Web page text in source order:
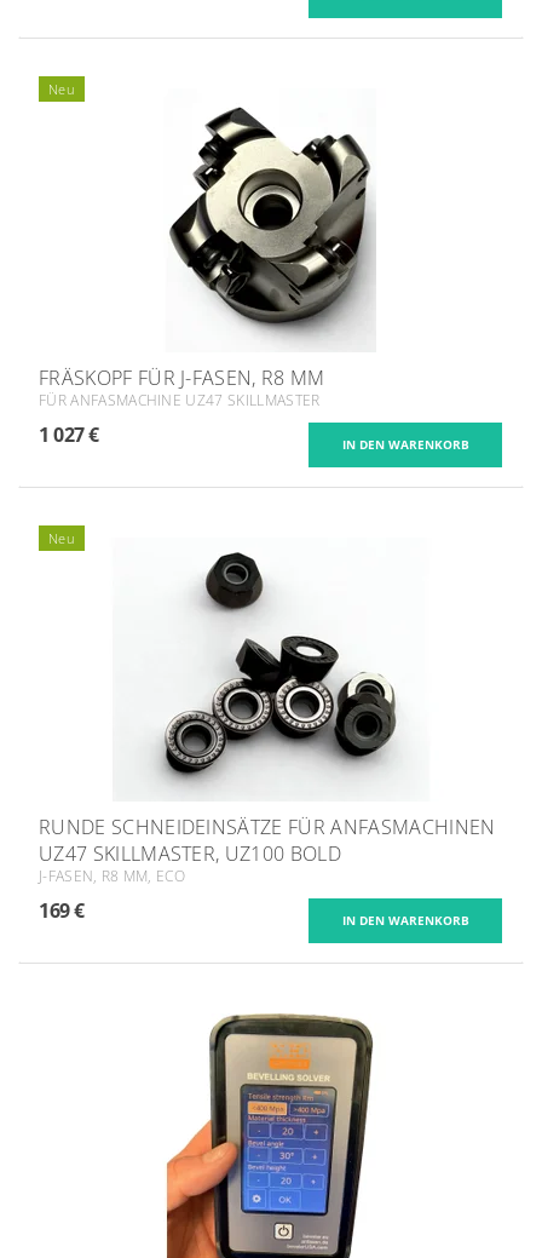
Neu
FRÄSKOPF FÜR J-FASEN, R8 MM
FÜR ANFASMACHINE UZ47 SKILLMASTER
1 027 €
Neu
RUNDE SCHNEIDEINSÄTZE FÜR ANFASMACHINEN
UZ47 SKILLMASTER, UZ100 BOLD
J-FASEN, R8 MM, ECO
169 €